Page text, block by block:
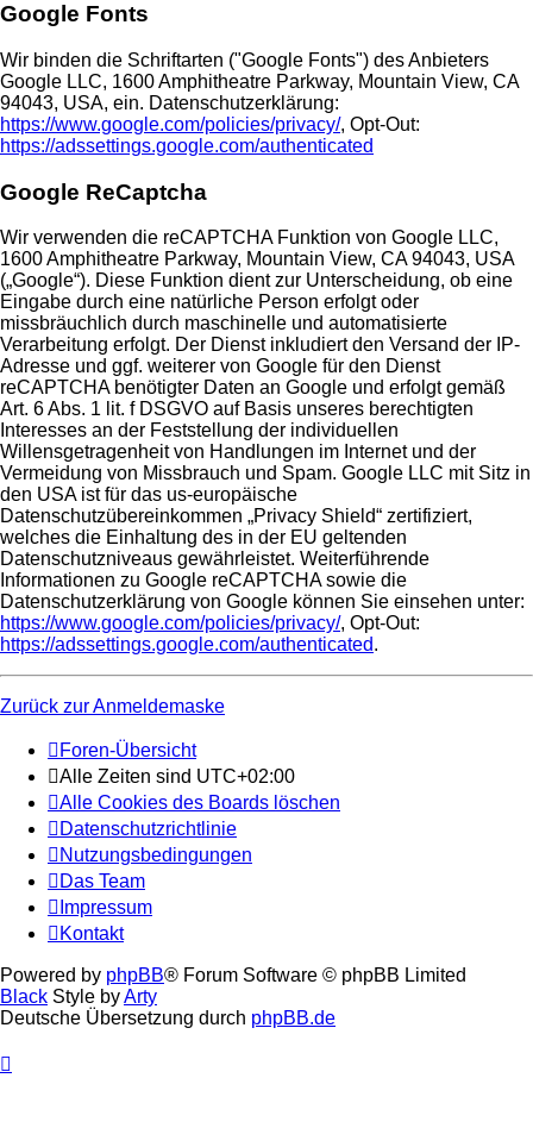
Google Fonts
Wir binden die Schriftarten ("Google Fonts") des Anbieters
Google LLC, 1600 Amphitheatre Parkway, Mountain View, CA
94043, USA, ein. Datenschutzerklärung:
https://www.google.com/policies/privacy/, Opt-Out:
https://adssettings.google.com/authenticated
Google ReCaptcha
Wir verwenden die reCAPTCHA Funktion von Google LLC,
1600 Amphitheatre Parkway, Mountain View, CA 94043, USA
(„Google“). Diese Funktion dient zur Unterscheidung, ob eine
Eingabe durch eine natürliche Person erfolgt oder
missbräuchlich durch maschinelle und automatisierte
Verarbeitung erfolgt. Der Dienst inkludiert den Versand der IP-
Adresse und ggf. weiterer von Google für den Dienst
reCAPTCHA benötigter Daten an Google und erfolgt gemäß
Art. 6 Abs. 1 lit. f DSGVO auf Basis unseres berechtigten
Interesses an der Feststellung der individuellen
Willensgetragenheit von Handlungen im Internet und der
Vermeidung von Missbrauch und Spam. Google LLC mit Sitz in
den USA ist für das us-europäische
Datenschutzübereinkommen „Privacy Shield“ zertifiziert,
welches die Einhaltung des in der EU geltenden
Datenschutzniveaus gewährleistet. Weiterführende
Informationen zu Google reCAPTCHA sowie die
Datenschutzerklärung von Google können Sie einsehen unter:
https://www.google.com/policies/privacy/, Opt-Out:
https://adssettings.google.com/authenticated.
Zurück zur Anmeldemaske
Foren-Übersicht
Alle Zeiten sind UTC+02:00
Alle Cookies des Boards löschen
Datenschutzrichtlinie
Nutzungsbedingungen
Das Team
Impressum
Kontakt
Powered by phpBB® Forum Software © phpBB Limited
Black Style byArty
Deutsche Übersetzung durch phpBB.de